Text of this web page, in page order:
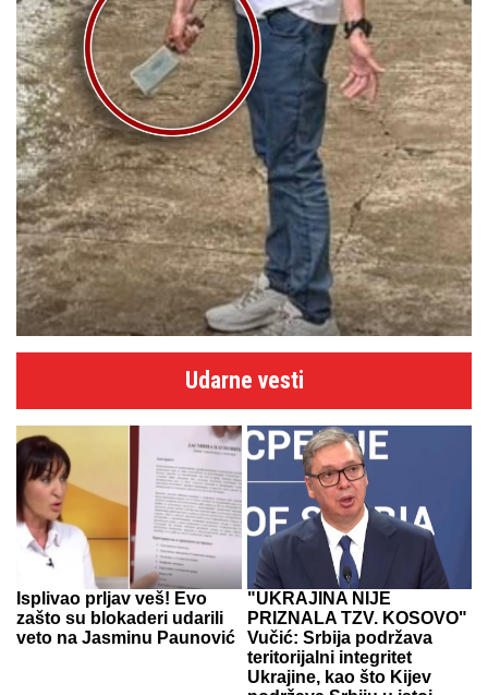
Udarne vesti
Isplivao prljav veš! Evo
zašto su blokaderi udarili
veto na Jasminu Paunović
"UKRAJINA NIJE
PRIZNALA TZV. KOSOVO"
Vučić: Srbija podržava
teritorijalni integritet
Ukrajine, kao što Kijev